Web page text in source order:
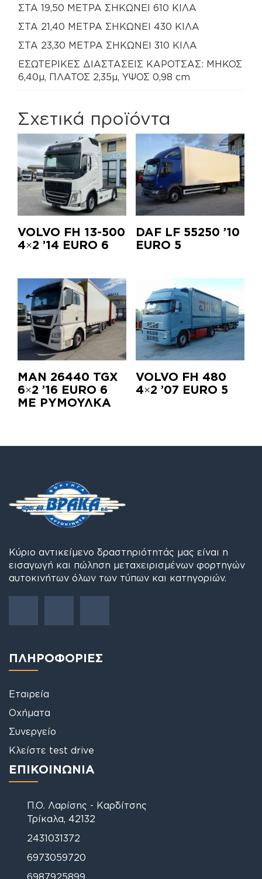
ΣΤΑ 19,50 ΜΕΤΡΑ ΣΗΚΩΝΕΙ 610 ΚΙΛΑ
ΣΤΑ 21,40 ΜΕΤΡΑ ΣΗΚΩΝΕΙ 430 ΚΙΛΑ
ΣΤΑ 23,30 ΜΕΤΡΑ ΣΗΚΩΝΕΙ 310 ΚΙΛΑ
ΕΣΩΤΕΡΙΚΕΣ ΔΙΑΣΤΑΣΕΙΣ ΚΑΡΟΤΣΑΣ: ΜΗΚΟΣ
6,40μ, ΠΛΑΤΟΣ 2,35μ, ΥΨΟΣ 0,98 cm
Σχετικά προϊόντα
VOLVO FH 13-500
4×2 ’14 EURO 6
DAF LF 55250 ’10
EURO 5
ΜΑΝ 26440 TGX
6×2 ’16 EURO 6
ΜΕ ΡΥΜΟΥΛΚΑ
VOLVO FH 480
4×2 ’07 EURO 5
Κύριο αντικείμενο δραστηριότητάς μας είναι η
εισαγωγή και πώληση μεταχειρισμένων φορτηγών
αυτοκινήτων όλων των τύπων και κατηγοριών.
ΠΛΗΡΟΦΟΡΙΕΣ
Εταιρεία
Οχήματα
Συνεργείο
Κλείστε test drive
ΕΠΙΚΟΙΝΩΝΙΑ
Π.Ο. Λαρίσης - Καρδίτσης
Τρίκαλα, 42132
2431031372
6973059720
6987925899